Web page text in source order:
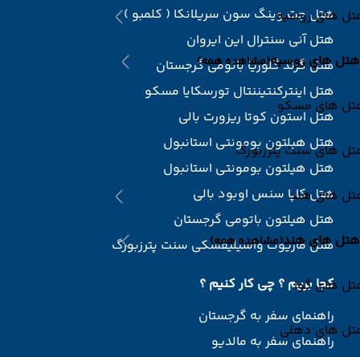
های روسیه
هتل های روسیه(مشاهده همه)
های مسکو
های سنت پترزبورگ
های هند
هتل های هند(مشاهده همه)
های گوا
های دهلی
هتل جت وینگ سون سریلانکا ( کلمبو )
هتل آنی سنترال این ایروان
هتل گرند گلوریا باتومی گرجستان
هتل اینترکنتیننتال تورسکایا مسکو
هتل استون کوتا ریزورت بالی
هتل هیلتون بومونتی استانبول
هتل هیلتون بومونتی استانبول
هتل کاپا سنس اوبود بالی
هتل هیلتون باتومی گرجستان
هتل ماریوت واسیلیفسکی سنت پترزبورگ
کجا بریم ؟ چی کار کنیم ؟
راهنمای سفر به گرجستان
راهنمای سفر به مالدیو